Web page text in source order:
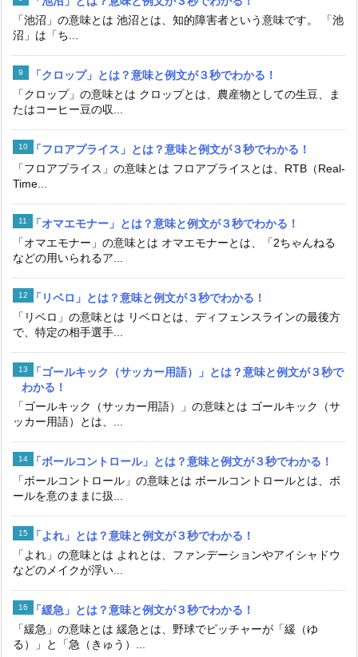
「池沼」の意味とは 池沼とは、知的障害者という意味です。 「池
沼」は「ち...
「クロップ」とは？意味と例文が３秒でわかる！
「クロップ」の意味とは クロップとは、農産物としての生豆、ま
たはコーヒー豆の収...
「フロアプライス」とは？意味と例文が３秒でわかる！
「フロアプライス」の意味とは フロアプライスとは、RTB（Real-
Time...
「オマエモナー」とは？意味と例文が３秒でわかる！
「オマエモナー」の意味とは オマエモナーとは、「2ちゃんねる
などの用いられるア...
「リベロ」とは？意味と例文が３秒でわかる！
「リベロ」の意味とは リベロとは、ディフェンスラインの最後方
で、特定の相手選手...
「ゴールキック（サッカー用語）」とは？意味と例文が３秒で
わかる！
「ゴールキック（サッカー用語）」の意味とは ゴールキック（サ
ッカー用語）とは、...
「ボールコントロール」とは？意味と例文が３秒でわかる！
「ボールコントロール」の意味とは ボールコントロールとは、ボ
ールを意のままに扱...
「よれ」とは？意味と例文が３秒でわかる！
「よれ」の意味とは よれとは、ファンデーションやアイシャドウ
などのメイクが浮い...
「緩急」とは？意味と例文が３秒でわかる！
「緩急」の意味とは 緩急とは、野球でピッチャーが「緩（ゆ
る）」と「急（きゅう）...